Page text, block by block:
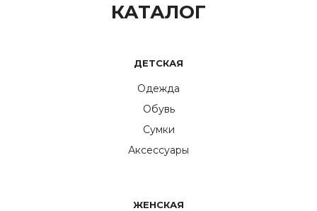
КАТАЛОГ
ДЕТСКАЯ
Одежда
Обувь
Сумки
Аксессуары
ЖЕНСКАЯ